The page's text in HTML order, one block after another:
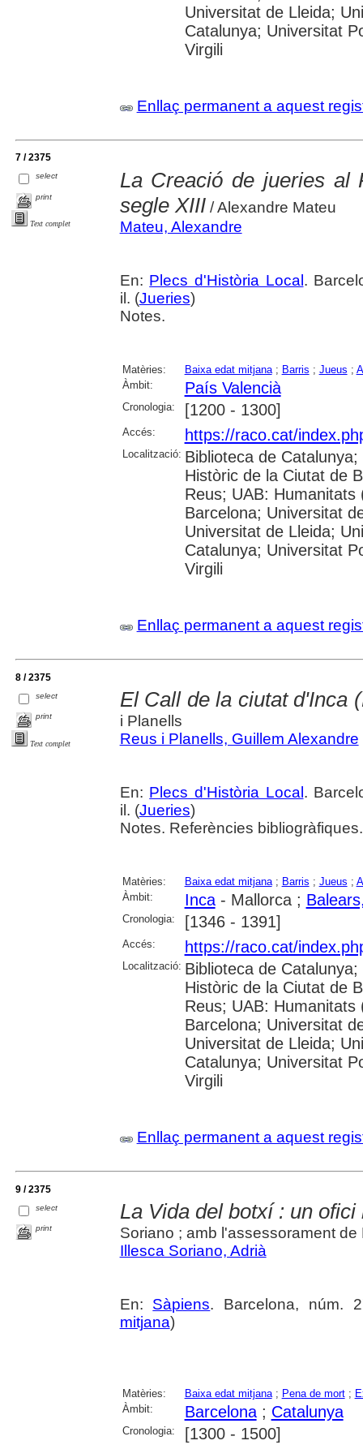
Universitat de Lleida;
Catalunya; Universitat
Virgili
Enllaç permanent a aquest
7 / 2375
select
print
Text complet
La Creació de jueries al
segle XIII/ Alexandre Mateu
Mateu, Alexandre
En: Plecs d'Història Local.
il. (Jueries)
Notes.
Matèries: Baixa edat mitjana; Barris ; Jueus ;
Àmbit:
País Valencià
Cronologia: [1200 - 1300]
Accés: https://raco.cat/
Localització: Biblioteca de
Històric de la Ciutat de
Reus; UAB:
Barcelona; Universitat
Universitat de Lleida;
Catalunya; Universitat
Virgili
Enllaç permanent a aquest
8 / 2375
select
print
Text complet
El Call de la ciutat d'Inca
i Planells
Reus i Planells, Guillem Alexandre
En: Plecs d'Història Local.
il. (Jueries)
Notes. Referències bibliogràfiques.
Matèries: Baixa edat mitjana; Barris ; Jueus ;
Àmbit:
Inca- Mallorca ;
Cronologia: [1346 - 1391]
Accés: https://raco.cat/
Localització: Biblioteca de
Històric de la Ciutat de
Reus; UAB:
Barcelona; Universitat
Universitat de Lleida;
Catalunya; Universitat
Virgili
Enllaç permanent a aquest
9 / 2375
select
print
La Vida del botxí : un
Soriano ; amb l'assessorament de
Illesca Soriano, Adrià
En: Sàpiens. Barcelona, núm.
mitjana)
Matèries: Baixa edat mitjana; Pena de mort;
Àmbit:
Barcelona; Catalunya
Cronologia: [1300 - 1500]